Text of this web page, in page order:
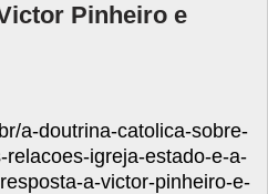
Pinheiro e
a-doutrina-catolica-sobre-
igreja-estado-e-a-
a-victor-pinheiro-e-